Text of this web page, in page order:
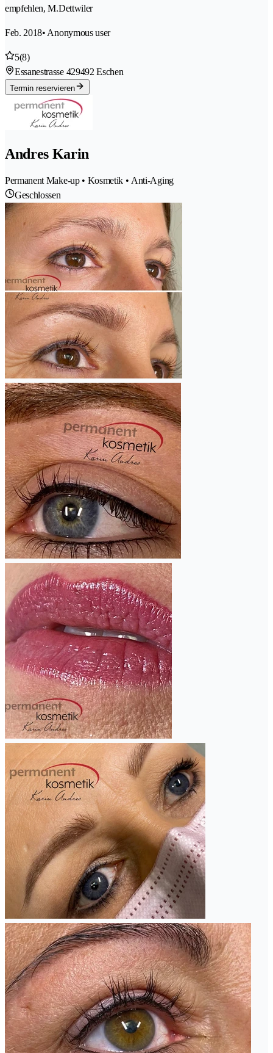
empfehlen, M.Dettwiler
Feb. 2018• Anonymous user
5(8)
Essanestrasse 429492 Eschen
Termin reservieren
Andres Karin
Permanent Make-up • Kosmetik • Anti-Aging
Geschlossen